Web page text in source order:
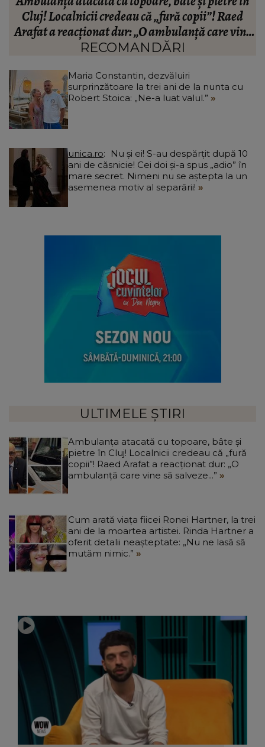
de la moartea artistei. Rinda Hartner a oferit
detalii neașteptate: „Nu ne lasă să mutăm nimic.”
RECOMANDĂRI
Maria Constantin, dezvăluiri
surprinzătoare la trei ani de la nunta cu
Robert Stoica: „Ne-a luat valul.”
unica.ro
ani de căsnicie! Cei doi și-a spus „adio” în
mare secret. Nimeni nu se aștepta la un
asemenea motiv al separării!
ULTIMELE ȘTIRI
Ambulanța atacată cu topoare, bâte și
pietre în Cluj! Localnicii credeau că „fură
copii”! Raed Arafat a reacționat dur: „O
ambulanță care vine să salveze...”
Cum arată viața fiicei Ronei Hartner, la trei
ani de la moartea artistei. Rinda Hartner a
oferit detalii neașteptate: „Nu ne lasă să
mutăm nimic.”